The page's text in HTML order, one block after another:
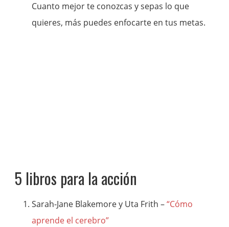
Cuanto mejor te conozcas y sepas lo que
quieres, más puedes enfocarte en tus metas.
5 libros para la acción
Sarah-Jane Blakemore y Uta Frith –“Cómo
aprende el cerebro”